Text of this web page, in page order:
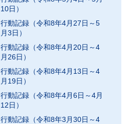
10日）
行動記録（令和8年4月27日～5
月3日）
行動記録（令和8年4月20日～4
月26日）
行動記録（令和8年4月13日～4
月19日）
行動記録（令和8年4月6日～4月
12日）
行動記録（令和8年3月30日～4